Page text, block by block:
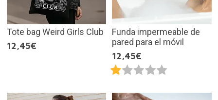
Tote bag Weird Girls Club
12,45€
Funda impermeable de
pared para el móvil
12,45€